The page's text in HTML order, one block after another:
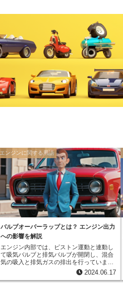
エンジンに関する用語
バルブオーバーラップとは？ エンジン出力
への影響を解説
エンジン内部では、ピストン運動と連動し
て吸気バルブと排気バルブが開閉し、混合
気の吸入と排気ガスの排出を行っていま
す。 バルブオーバーラップとは、排気行程
から吸気行程に移り変わる際に、吸気バル
ブと排気バルブが同時に開いている状態の
2024.06.17